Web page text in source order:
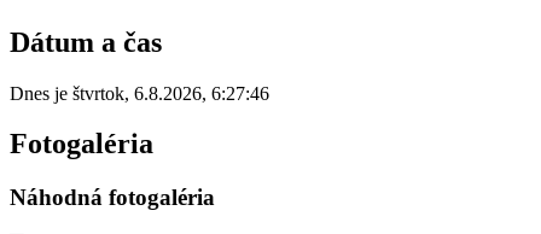
Dátum a čas
Dnes je štvrtok, 6.8.2026, 6:27:46
Fotogaléria
Náhodná fotogaléria